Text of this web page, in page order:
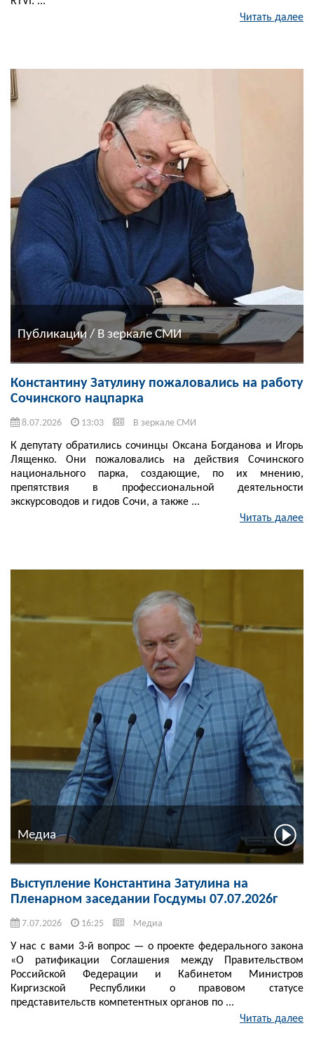
Читать далее
Публикации / В зеркале СМИ
Константину Затулину пожаловались на работу
Сочинского нацпарка
8.07.2026 13:03 В зеркале СМИ
К депутату обратились сочинцы Оксана Богданова и Игорь
Лященко. Они пожаловались на действия Сочинского
национального парка, создающие, по их мнению,
препятствия в профессиональной деятельности
экскурсоводов и гидов Сочи, а также ...
Читать далее
Медиа
Выступление Константина Затулина на
Пленарном заседании Госдумы 07.07.2026г
7.07.2026 16:25 Медиа
У нас с вами 3-й вопрос — о проекте федерального закона
«О ратификации Соглашения между Правительством
Российской Федерации и Кабинетом Министров
Киргизской Республики о правовом статусе
представительств компетентных органов по ...
Читать далее